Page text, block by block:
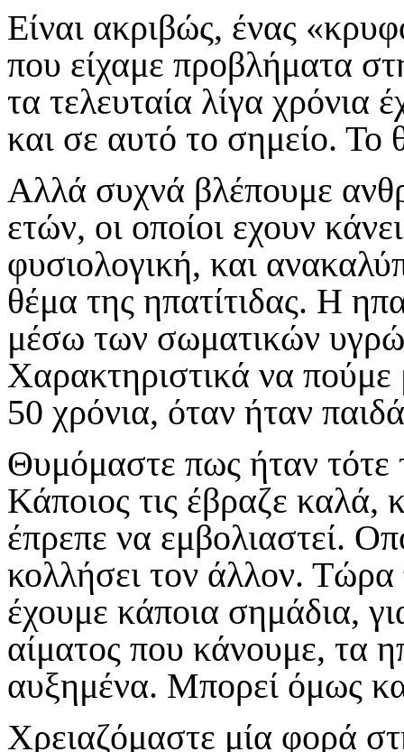
Είναι ακριβώς, ένας
που είχαμε προβλήματα
τα τελευταία λίγα χρόνια
και σε αυτό το σημείο. Το
Αλλά συχνά βλέπουμε
ετών, οι οποίοι εχουν
φυσιολογική, και
θέμα της ηπατίτιδας. Η
μέσω των σωματικών
Χαρακτηριστικά να πούμε
50 χρόνια, όταν ήταν
Θυμόμαστε πως ήταν τότε
Κάποιος τις έβραζε καλά,
έπρεπε να εμβολιαστεί.
κολλήσει τον άλλον. Τώρα
έχουμε κάποια σημάδια,
αίματος που κάνουμε, τα
αυξημένα. Μπορεί όμως
Χρειαζόμαστε μία φορά